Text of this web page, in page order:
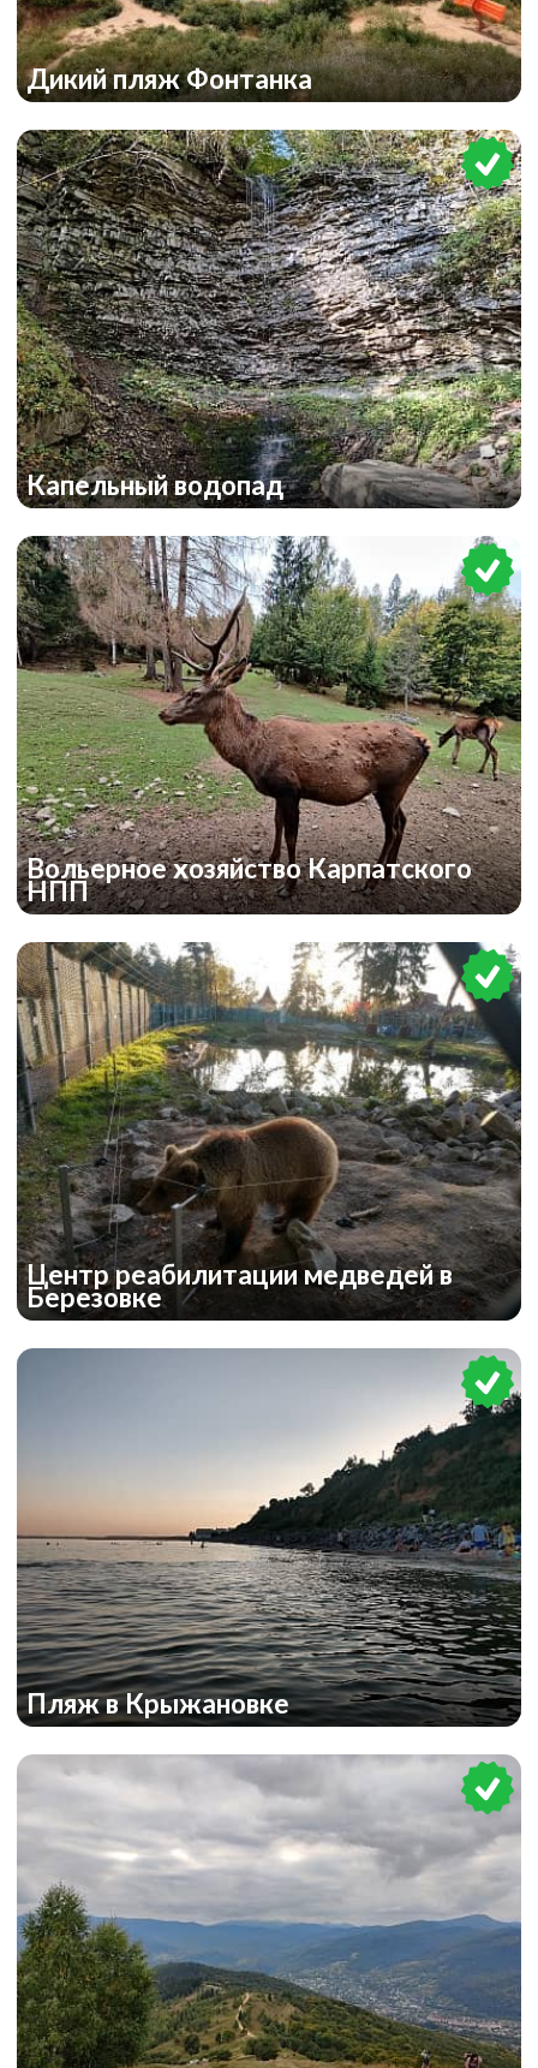
Дикий пляж Фонтанка
Капельный водопад
Вольерное хозяйство Карпатского
НПП
Центр реабилитации медведей в
Березовке
Пляж в Крыжановке